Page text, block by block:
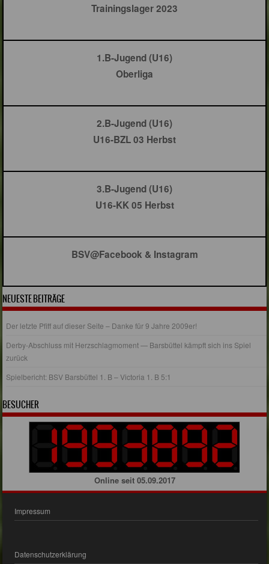
Trainingslager 2023
1.B-Jugend (U16)
Oberliga
2.B-Jugend (U16)
U16-BZL 03 Herbst
3.B-Jugend (U16)
U16-KK 05 Herbst
BSV@Facebook & Instagram
NEUESTE BEITRÄGE
Der letzte Pfiff auf dieser Seite – Danke für 9 Jahre 2009er!
Derby-Abschluss mit Herzschlagmoment — Barsbüttel kämpft sich ins Spiel
zurück
Spielbericht: BSV Barsbüttel 1. B – Victoria 1. B 5:1
BESUCHER
Online seit 05.09.2017
Impressum
Datenschutzerklärung